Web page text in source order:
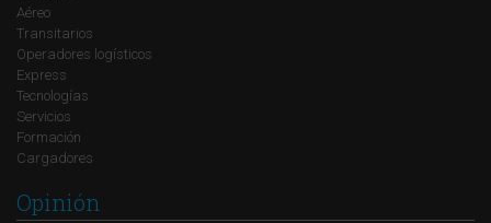
Aéreo
Transitarios
Operadores logísticos
Express
Tecnologías
Servicios
Formación
Cargadores
Opinión